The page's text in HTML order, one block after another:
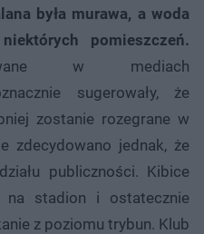
była murawa, a woda
pomieszczeń.
w mediach
sugerowały, że
zostanie rozegrane w
zdecydowano jednak, że
publiczności. Kibice
na stadion i ostatecznie
z poziomu trybun. Klub